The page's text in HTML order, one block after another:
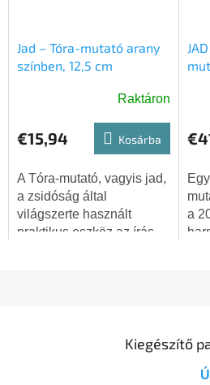
Jad – Tóra-mutató arany
színben, 12,5 cm
Raktáron
€15,94 Kosárba
A Tóra-mutató, vagyis jad,
a zsidóság által
világszerte használt
praktikus eszköz az írás
a
Kiegészítő